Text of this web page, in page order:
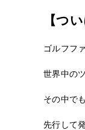
【つ
ゴルフフ
世界中の
その中で
先行して